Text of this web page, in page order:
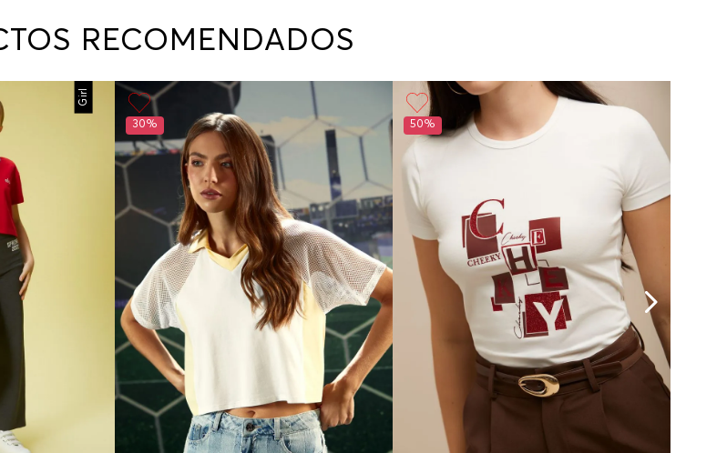
programará la recogida del producto en la dirección
RECOMENDADOS
Girl
30% 50%